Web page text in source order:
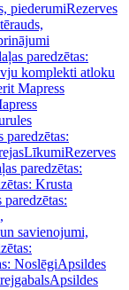
piederumiRezerves
paredzētas:
komplekti atloku
Mapress
paredzētas:
LīkumiRezerves
paredzētas:
Krusta
paredzētas:
savienojumi,
NoslēgiApsildes
Apsildes